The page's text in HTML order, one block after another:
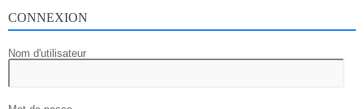
CONNEXION
Nom d'utilisateur